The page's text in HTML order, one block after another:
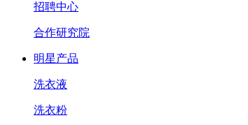
招聘中心
合作研究院
明星产品
洗衣液
洗衣粉